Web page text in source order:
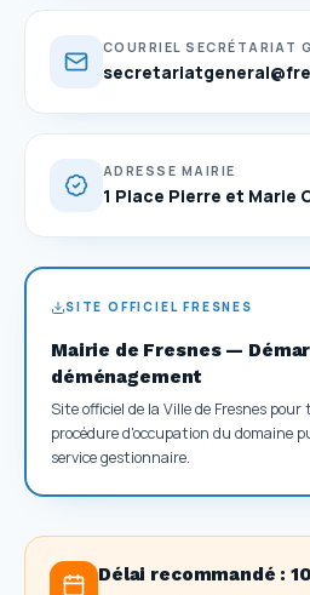
COURRIEL SECRÉTARIAT
ADRESSE MAIRIE
1 Place Pierre et Marie
SITE OFFICIEL FRESNES
Mairie de Fresnes —
déménagement
Site officiel de la Ville de Fresnes
procédure d'occupation du domaine
service gestionnaire.
Délai recommandé :